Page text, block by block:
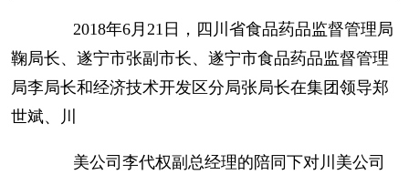
新闻中心
加入美宁
2018年6月21日，四川省食品药品监督管理局
鞠局长、遂宁市张副市长、遂宁市食品药品监督管理
局李局长和经济技术开发区分局张局长在集团领导郑
世斌、川
美公司李代权副总经理的陪同下对川美公司